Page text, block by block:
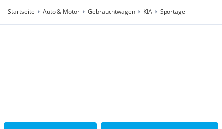
Startseite
Auto & Motor Gebrauchtwagen KIA Sportage